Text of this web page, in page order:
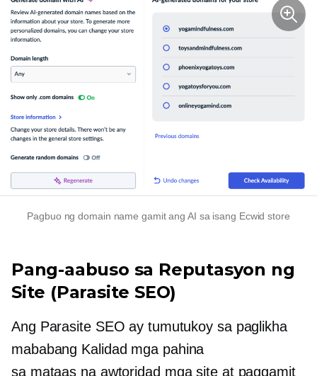
Pagbuo ng domain name gamit ang AI sa isang Ecwid store
Pang-aabuso sa Reputasyon ng
Site (Parasite SEO)
Ang Parasite SEO ay tumutukoy sa paglikha
mababang Kalidad mga pahina
sa mataas na awtoridad mga site at paggamit